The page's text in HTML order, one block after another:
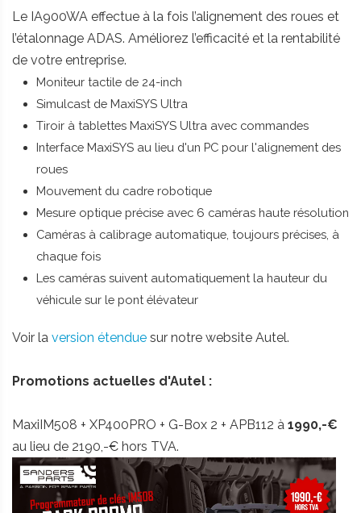
Le IA900WA effectue à la fois l’alignement des roues et
l’étalonnage ADAS. Améliorez l’efficacité et la rentabilité
de votre entreprise.
Moniteur tactile de 24-inch
Simulcast de MaxiSYS Ultra
Tiroir à tablettes MaxiSYS Ultra avec commandes
Interface MaxiSYS au lieu d'un PC pour l'alignement des
roues
Mouvement du cadre robotique
Mesure optique précise avec 6 caméras haute résolution
Caméras à calibrage automatique, toujours précises, à
chaque fois
Les caméras suivent automatiquement la hauteur du
véhicule sur le pont élévateur
Voir la version étendue sur notre website Autel.
Promotions actuelles d'Autel :
MaxiIM508 + XP400PRO + G-Box 2 + APB112 à 1990,-€
au lieu de 2190,-€ hors TVA.